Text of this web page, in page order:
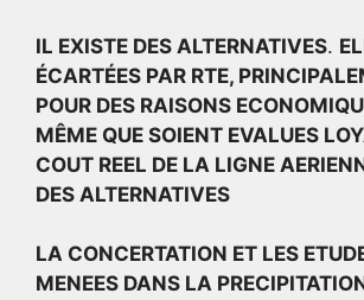
IL EXISTE DES ALTERNATIVES.
ÉCARTÉES PAR RTE,
POUR DES RAISONS
MÊME QUE SOIENT EVALUES
COUT REEL DE LA LIGNE
DES ALTERNATIVES
LA CONCERTATION ET LES
MENEES DANS LA